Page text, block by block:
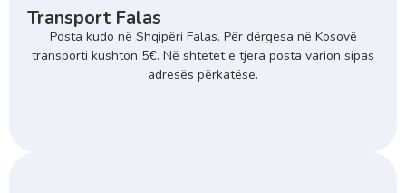
Transport Falas
Posta kudo në Shqipëri Falas. Për dërgesa në Kosovë
transporti kushton 5€. Në shtetet e tjera posta varion sipas
adresës përkatëse.